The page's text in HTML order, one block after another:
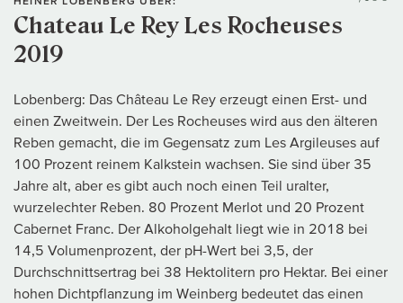
Chateau Le Rey Les Rocheuses
2019
Lobenberg: Das Château Le Rey erzeugt einen Erst- und
einen Zweitwein. Der Les Rocheuses wird aus den älteren
Reben gemacht, die im Gegensatz zum Les Argileuses auf
100 Prozent reinem Kalkstein wachsen. Sie sind über 35
Jahre alt, aber es gibt auch noch einen Teil uralter,
wurzelechter Reben. 80 Prozent Merlot und 20 Prozent
Cabernet Franc. Der Alkoholgehalt liegt wie in 2018 bei
14,5 Volumenprozent, der pH-Wert bei 3,5, der
Durchschnittsertrag bei 38 Hektolitern pro Hektar. Bei einer
hohen Dichtpflanzung im Weinberg bedeutet das einen